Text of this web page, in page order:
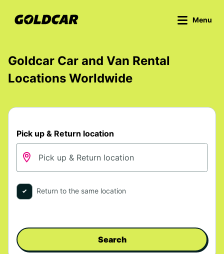
Menu
Goldcar Car and Van Rental
Locations Worldwide
Pick up & Return location
Return to the same location
Search